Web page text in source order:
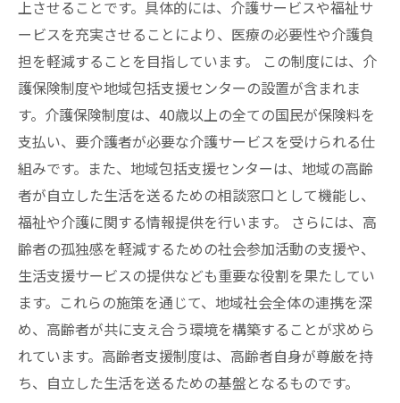
上させることです。具体的には、介護サービスや福祉サ
ービスを充実させることにより、医療の必要性や介護負
担を軽減することを目指しています。 この制度には、介
護保険制度や地域包括支援センターの設置が含まれま
す。介護保険制度は、40歳以上の全ての国民が保険料を
支払い、要介護者が必要な介護サービスを受けられる仕
組みです。また、地域包括支援センターは、地域の高齢
者が自立した生活を送るための相談窓口として機能し、
福祉や介護に関する情報提供を行います。 さらには、高
齢者の孤独感を軽減するための社会参加活動の支援や、
生活支援サービスの提供なども重要な役割を果たしてい
ます。これらの施策を通じて、地域社会全体の連携を深
め、高齢者が共に支え合う環境を構築することが求めら
れています。高齢者支援制度は、高齢者自身が尊厳を持
ち、自立した生活を送るための基盤となるものです。